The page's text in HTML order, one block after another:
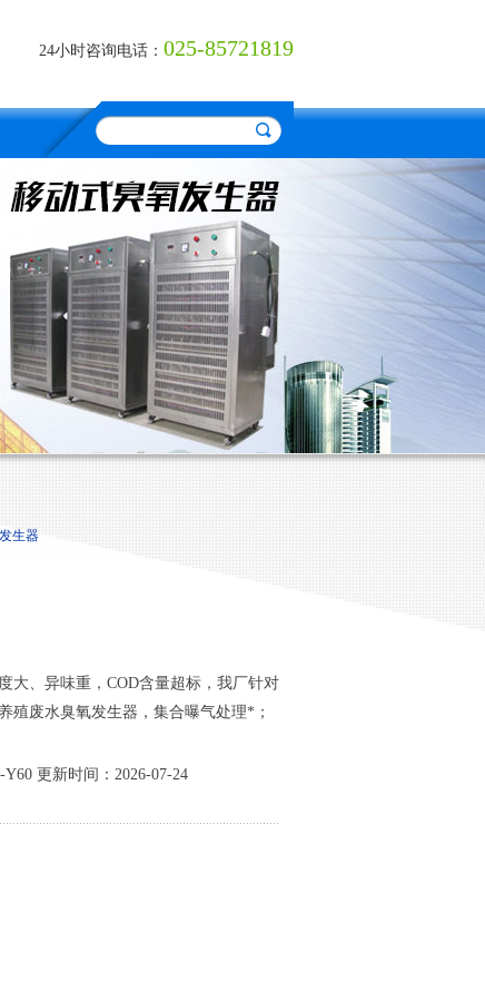
24小时咨询电话： 025-85721819
生器
大、异味重，COD含量超标，我厂针对
殖废水臭氧发生器，集合曝气处理*；
更新时间：2026-07-24